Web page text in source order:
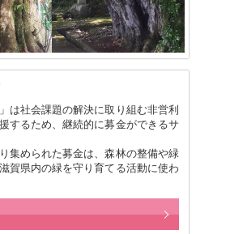
は社会課題の解決に取り組む非営利
するため、継続的に募金ができるサ
集められた募金は、森林の整備や緑
賀県内の緑を守り育てる活動に使わ